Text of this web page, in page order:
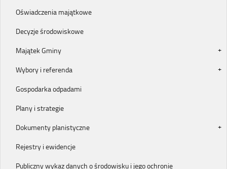
Oświadczenia majątkowe
Decyzje środowiskowe
Majątek Gminy
Wybory i referenda
Gospodarka odpadami
Plany i strategie
Dokumenty planistyczne
Rejestry i ewidencje
Publiczny wykaz danych o środowisku i jego ochronie